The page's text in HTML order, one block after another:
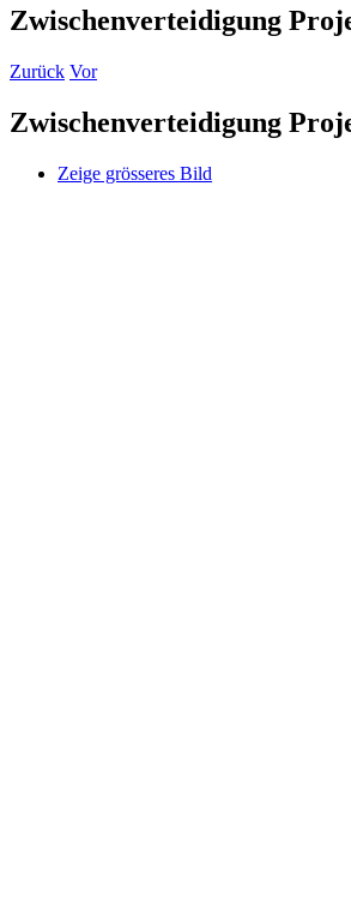
Zwischenverteidigung
Zurück Vor
Zwischenverteidigung
Zeige grösseres Bild